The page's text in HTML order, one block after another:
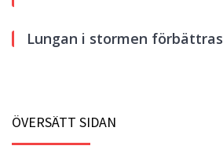
Lungan i stormen förbättras
ÖVERSÄTT SIDAN